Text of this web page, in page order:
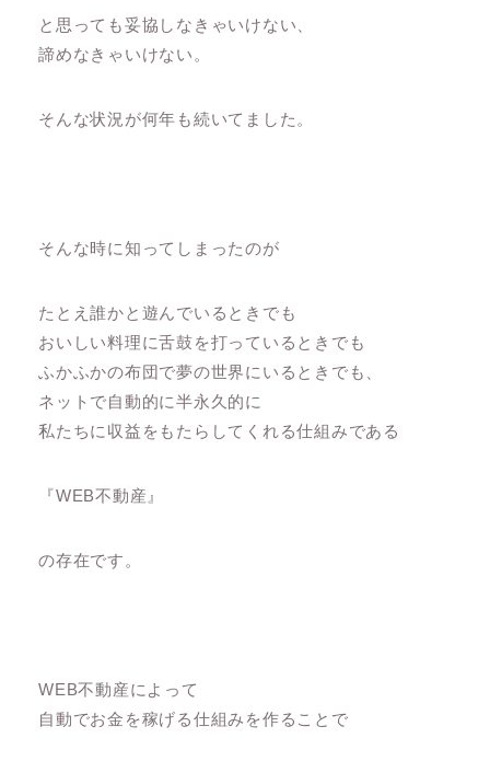
と思っても妥協しなきゃいけない、
諦めなきゃいけない。
そんな状況が何年も続いてました。
そんな時に知ってしまったのが
たとえ誰かと遊んでいるときでも
おいしい料理に舌鼓を打っているときでも
ふかふかの布団で夢の世界にいるときでも、
ネットで自動的に半永久的に
私たちに収益をもたらしてくれる仕組みである
『WEB不動産』
の存在です。
WEB不動産によって
自動でお金を稼げる仕組みを作ることで